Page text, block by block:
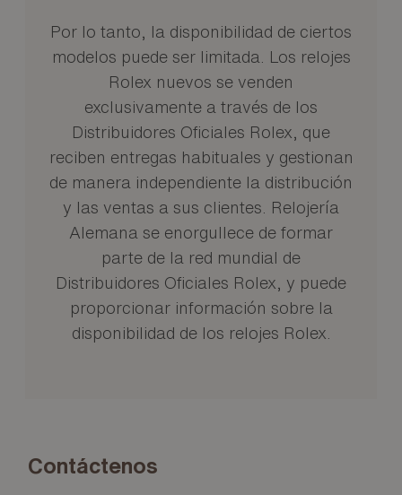
Por lo tanto, la disponibilidad de ciertos
modelos puede ser limitada. Los relojes
Rolex nuevos se venden
exclusivamente a través de los
Distribuidores Oficiales Rolex, que
reciben entregas habituales y gestionan
de manera independiente la distribución
y las ventas a sus clientes. Relojería
Alemana se enorgullece de formar
parte de la red mundial de
Distribuidores Oficiales Rolex, y puede
proporcionar información sobre la
disponibilidad de los relojes Rolex.
Contáctenos